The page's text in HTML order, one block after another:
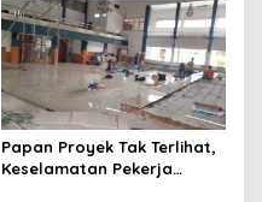
Papan Proyek Tak Terlihat,
Keselamatan Pekerja